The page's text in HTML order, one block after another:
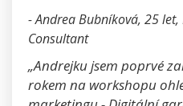
- Andrea Bubníková, 25
Consultant
„Andrejku jsem poprvé
rokem na workshopu